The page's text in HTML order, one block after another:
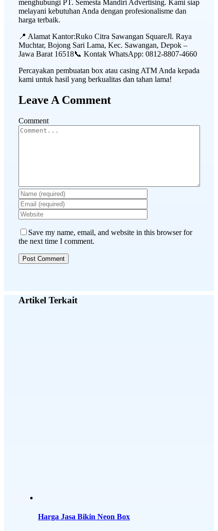
menghubungi PT. Semesta Mandiri Advertising. Kami siap
melayani kebutuhan Anda dengan profesionalisme dan
harga terbaik.
📍 Alamat Kantor:Ruko Citra Sawangan SquareJl. Raya
Muchtar, Bojong Sari Lama, Kec. Sawangan, Depok –
Jawa Barat 16518📞 Kontak WhatsApp: 0812-8807-4660
Percayakan pembuatan box atau casing ATM Anda kepada
kami untuk hasil yang berkualitas dan tahan lama!
Leave A Comment
Comment
Save my name, email, and website in this browser for
the next time I comment.
Artikel Terkait
Harga Jasa Bikin Neon Box